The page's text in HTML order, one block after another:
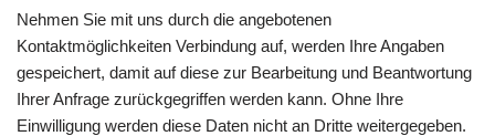
Nehmen Sie mit uns durch die angebotenen
Kontaktmöglichkeiten Verbindung auf, werden Ihre Angaben
gespeichert, damit auf diese zur Bearbeitung und Beantwortung
Ihrer Anfrage zurückgegriffen werden kann. Ohne Ihre
Einwilligung werden diese Daten nicht an Dritte weitergegeben.